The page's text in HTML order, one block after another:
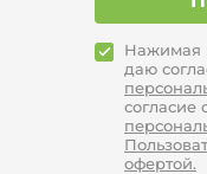
Нажимая
даю
согласие
офертой.